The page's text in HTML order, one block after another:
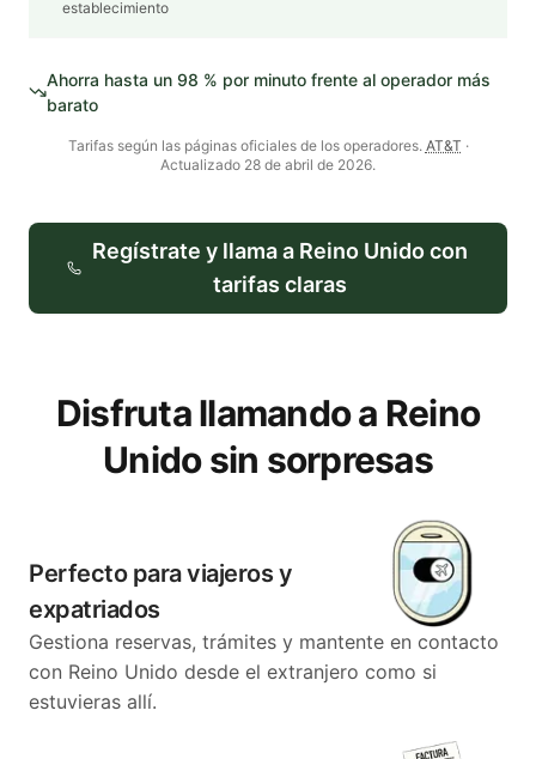
establecimiento
Ahorra hasta un 98 % por minuto frente al operador más
barato
Tarifas según las páginas oficiales de los operadores. AT&T ·
Actualizado 28 de abril de 2026.
Regístrate y llama a Reino Unidocon
tarifas claras
Disfruta llamando a Reino
Unido sin sorpresas
Perfecto para viajeros y
expatriados
Gestiona reservas, trámites y mantente en contacto
con Reino Unido desde el extranjero como si
estuvieras allí.